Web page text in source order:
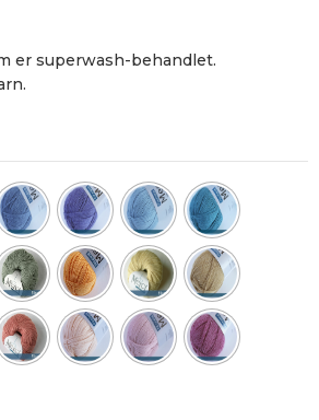
er superwash-behandlet.